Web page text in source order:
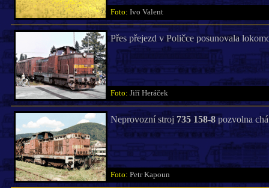
Foto: Ivo Valent
Přes přejezd v Poličce posunovala
Foto: Jiří Heráček
Neprovozní stroj 735 158-8pozvolna
Foto: Petr Kapoun